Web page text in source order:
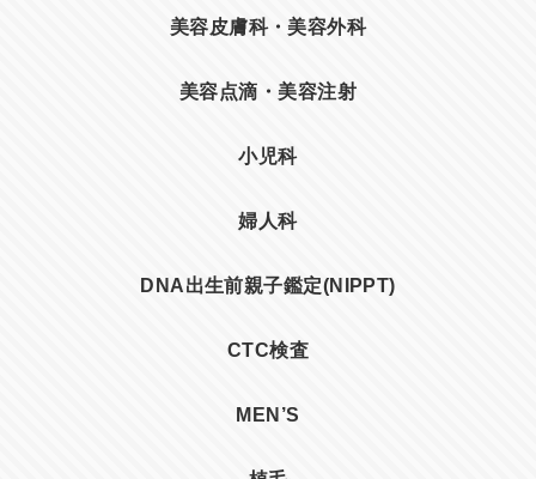
美容皮膚科・美容外科
美容点滴・美容注射
小児科
婦人科
DNA出生前親子鑑定(NIPPT)
CTC検査
MEN’S